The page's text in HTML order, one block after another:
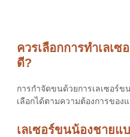
ควรเลือกการทำเลเ
ดี?
การกำจัดขนด้วยการเลเซอร์ข
เลือกได้ตามความต้องการของ
เลเซอร์ขนน้องชาย